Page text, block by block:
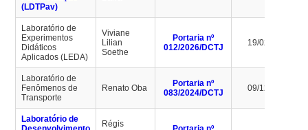
(LDTPav)
Laboratório de
Experimentos
Didáticos
Aplicados (LEDA)
Viviane
Lilian
Soethe
Portaria nº
012/2026/DCTJ
19/02/2030
Laboratório de
Fenômenos de
Transporte
Renato Oba
Portaria nº
083/2024/DCTJ
09/12/2028
Laboratório de
Régis